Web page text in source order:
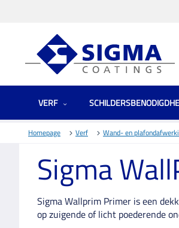
VERF
Homepage Verf Wand- en
Sigma
Sigma Wallprim Primer is een
op zuigende of licht poederende